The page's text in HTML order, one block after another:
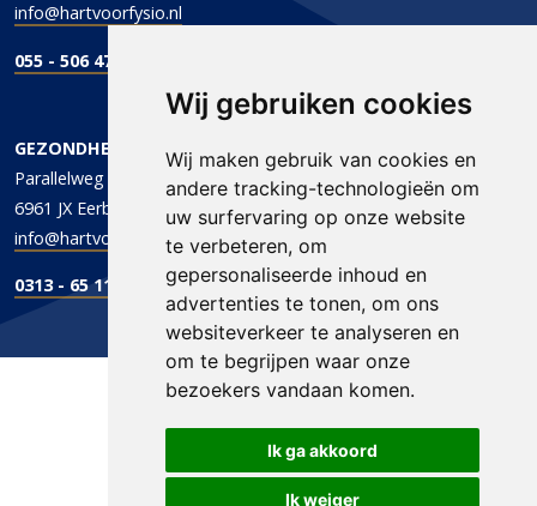
Wij gebruiken cookies
Wij maken gebruik van cookies en
andere tracking-technologieën om
uw surfervaring op onze website
te verbeteren, om
gepersonaliseerde inhoud en
advertenties te tonen, om ons
websiteverkeer te analyseren en
om te begrijpen waar onze
bezoekers vandaan komen.
Ik ga akkoord
Ik weiger
info@hartvoorfysio.nl
055 - 506 47 47
GEZONDHEIDSCENTRUM DE PARALLEL
Parallelweg 1
6961 JX Eerbeek
info@hartvoorfysio.nl
0313 - 65 11 96